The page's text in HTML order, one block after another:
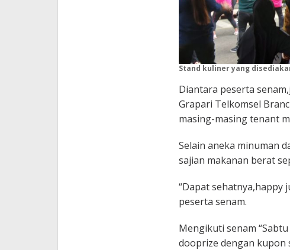
Stand kuliner yang
Diantara peserta
Grapari Telkomsel
masing-masing tenant
Selain aneka minuman
sajian makanan berat
“Dapat sehatnya,happy
peserta senam.
Mengikuti senam
dooprize dengan kupon